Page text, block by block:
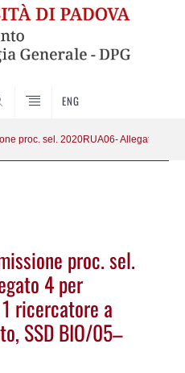
ENG
proc. sel. 2020RUA06- Allegato 4
proc. sel.
4 per
ricercatore a
SSD BIO/05–